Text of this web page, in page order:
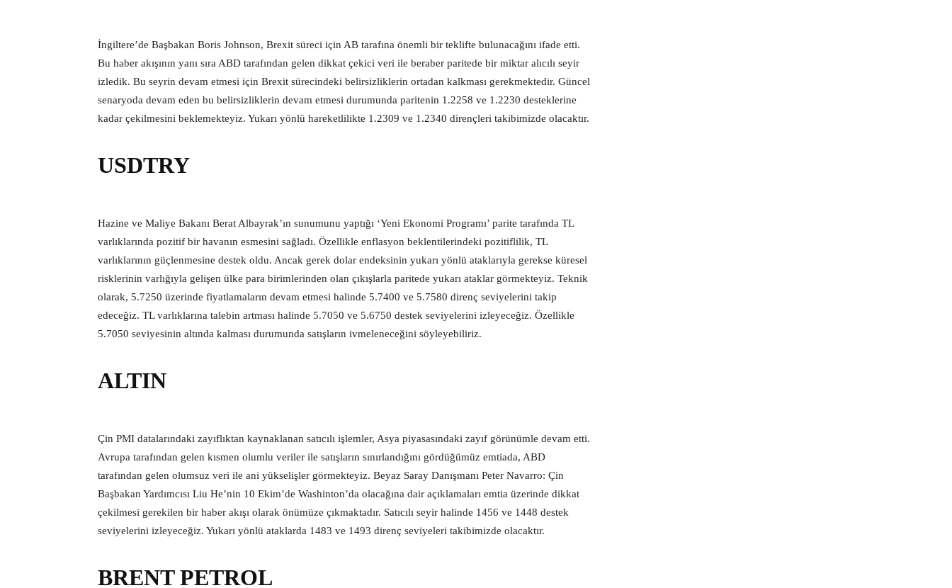
İngiltere’de Başbakan Boris Johnson, Brexit süreci için AB tarafına önemli bir teklifte bulunacağını ifade etti.
Bu haber akışının yanı sıra ABD tarafından gelen dikkat çekici veri ile beraber paritede bir miktar alıcılı seyir
izledik. Bu seyrin devam etmesi için Brexit sürecindeki belirsizliklerin ortadan kalkması gerekmektedir. Güncel
senaryoda devam eden bu belirsizliklerin devam etmesi durumunda paritenin 1.2258 ve 1.2230 desteklerine
kadar çekilmesini beklemekteyiz. Yukarı yönlü hareketlilikte 1.2309 ve 1.2340 dirençleri takibimizde olacaktır.
USDTRY
Hazine ve Maliye Bakanı Berat Albayrak’ın sunumunu yaptığı ‘Yeni Ekonomi Programı’ parite tarafında TL
varlıklarında pozitif bir havanın esmesini sağladı. Özellikle enflasyon beklentilerindeki pozitiflilik, TL
varlıklarının güçlenmesine destek oldu. Ancak gerek dolar endeksinin yukarı yönlü ataklarıyla gerekse küresel
risklerinin varlığıyla gelişen ülke para birimlerinden olan çıkışlarla paritede yukarı ataklar görmekteyiz. Teknik
olarak, 5.7250 üzerinde fiyatlamaların devam etmesi halinde 5.7400 ve 5.7580 direnç seviyelerini takip
edeceğiz. TL varlıklarına talebin artması halinde 5.7050 ve 5.6750 destek seviyelerini izleyeceğiz. Özellikle
5.7050 seviyesinin altında kalması durumunda satışların ivmeleneceğini söyleyebiliriz.
ALTIN
Çin PMI datalarındaki zayıflıktan kaynaklanan satıcılı işlemler, Asya piyasasındaki zayıf görünümle devam etti.
Avrupa tarafından gelen kısmen olumlu veriler ile satışların sınırlandığını gördüğümüz emtiada, ABD
tarafından gelen olumsuz veri ile ani yükselişler görmekteyiz. Beyaz Saray Danışmanı Peter Navarro: Çin
Başbakan Yardımcısı Liu He’nin 10 Ekim’de Washinton’da olacağına dair açıklamaları emtia üzerinde dikkat
çekilmesi gerekilen bir haber akışı olarak önümüze çıkmaktadır. Satıcılı seyir halinde 1456 ve 1448 destek
seviyelerini izleyeceğiz. Yukarı yönlü ataklarda 1483 ve 1493 direnç seviyeleri takibimizde olacaktır.
BRENT PETROL